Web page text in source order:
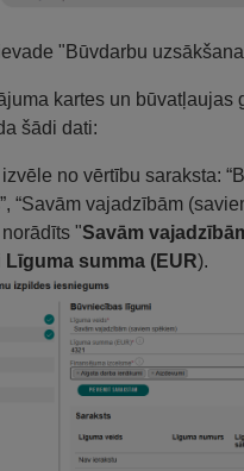
"Būvdarbu
kartes un
šādi dati:
no vērtību saraksta:
“Savām vajadzībām
"Savām
Līguma summa (EUR).